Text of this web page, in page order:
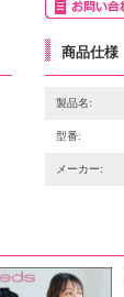
商品仕様
製品名:
型番:
メーカー: